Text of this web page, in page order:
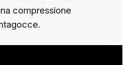
compressione